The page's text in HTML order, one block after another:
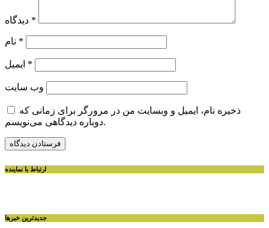
*
*
*
وب‌ سایت
ذخیره نام، ایمیل و وبسایت من در مرورگر برای زمانی که
دوباره دیدگاهی می‌نویسم.
ارتباط با نماینده
جديدترين خبرها